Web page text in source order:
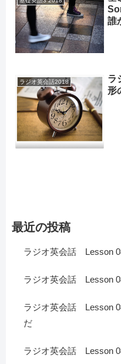
誰
ラジオ英会話2018
ラ
形
最近の投稿
ラジオ英会話 Lesson
ラジオ英会話 Lesson
ラジオ英会話 Lesson
だ
ラジオ英会話 Lesson